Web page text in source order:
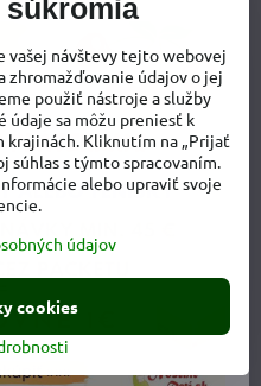
súkromia
vašej návštevy tejto webovej
zhromažďovanie údajov o jej
použiť nástroje a služby
údaje sa môžu preniesť k
krajinách. Kliknutím na „Prijať
súhlas s týmto spracovaním.
alebo upraviť svoje
údajov
cookies